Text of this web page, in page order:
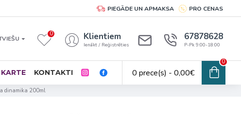
PIEGĀDE UN APMAKSA PRO CENAS
0 Klientiem
Ienākt / Reģistrēties
67878628
P-Pk 9:00-18:00
KONTAKTI 0 prece(s) - 0,00€
0
dinamika 200ml